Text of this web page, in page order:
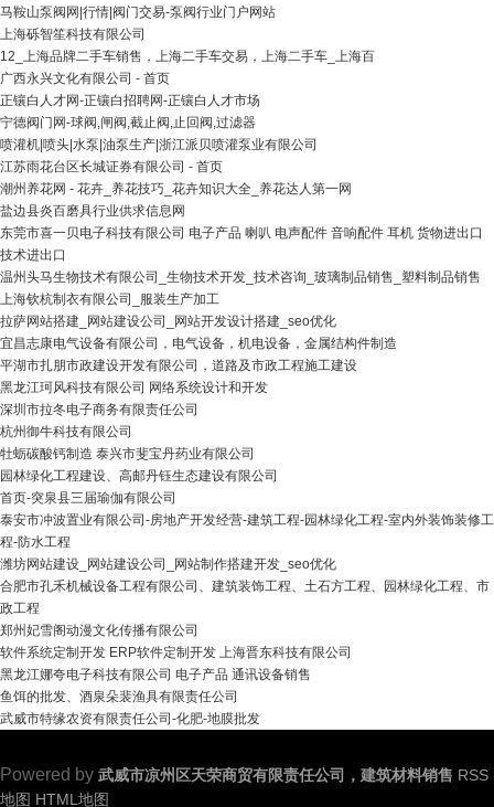
马鞍山泵阀网|行情|阀门交易-泵阀行业门户网站
上海砾智笙科技有限公司
12_上海品牌二手车销售，上海二手车交易，上海二手车_上海百
广西永兴文化有限公司 - 首页
正镶白人才网-正镶白招聘网-正镶白人才市场
宁德阀门网-球阀,闸阀,截止阀,止回阀,过滤器
喷灌机|喷头|水泵|油泵生产|浙江派贝喷灌泵业有限公司
江苏雨花台区长城证券有限公司 - 首页
潮州养花网 - 花卉_养花技巧_花卉知识大全_养花达人第一网
盐边县炎百磨具行业供求信息网
东莞市喜一贝电子科技有限公司 电子产品 喇叭 电声配件 音响配件 耳机 货物进出口
技术进出口
温州头马生物技术有限公司_生物技术开发_技术咨询_玻璃制品销售_塑料制品销售
上海钦杭制衣有限公司_服装生产加工
拉萨网站搭建_网站建设公司_网站开发设计搭建_seo优化
宜昌志康电气设备有限公司，电气设备，机电设备，金属结构件制造
平湖市扎朋市政建设开发有限公司，道路及市政工程施工建设
黑龙江珂风科技有限公司 网络系统设计和开发
深圳市拉冬电子商务有限责任公司
杭州御牛科技有限公司
牡蛎碳酸钙制造 泰兴市斐宝丹药业有限公司
园林绿化工程建设、高邮丹钰生态建设有限公司
首页-突泉县三届瑜伽有限公司
泰安市冲波置业有限公司-房地产开发经营-建筑工程-园林绿化工程-室内外装饰装修工
程-防水工程
潍坊网站建设_网站建设公司_网站制作搭建开发_seo优化
合肥市孔禾机械设备工程有限公司、建筑装饰工程、土石方工程、园林绿化工程、市
政工程
郑州妃雪阁动漫文化传播有限公司
软件系统定制开发 ERP软件定制开发 上海晋东科技有限公司
黑龙江娜夸电子科技有限公司 电子产品 通讯设备销售
鱼饵的批发、酒泉朵裴渔具有限责任公司
武威市特缘农资有限责任公司-化肥-地膜批发
Powered by 武威市凉州区天荣商贸有限责任公司，建筑材料销售 RSS
地图 HTML地图